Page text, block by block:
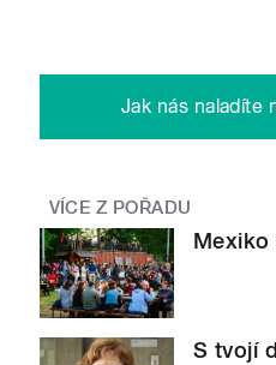
Jak nás naladíte
VÍCE Z POŘADU
Mexiko
S tvojí